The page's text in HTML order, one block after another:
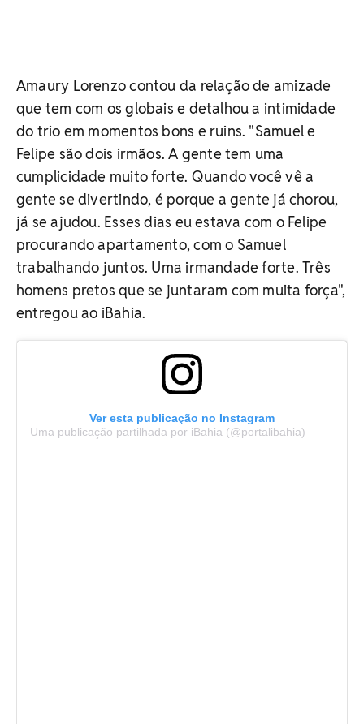
Amaury Lorenzo contou da relação de amizade
que tem com os globais e detalhou a intimidade
do trio em momentos bons e ruins. "Samuel e
Felipe são dois irmãos. A gente tem uma
cumplicidade muito forte. Quando você vê a
gente se divertindo, é porque a gente já chorou,
já se ajudou. Esses dias eu estava com o Felipe
procurando apartamento, com o Samuel
trabalhando juntos. Uma irmandade forte. Três
homens pretos que se juntaram com muita força",
entregou ao iBahia.
Ver esta publicação no Instagram
Uma publicação partilhada por iBahia (@portalibahia)